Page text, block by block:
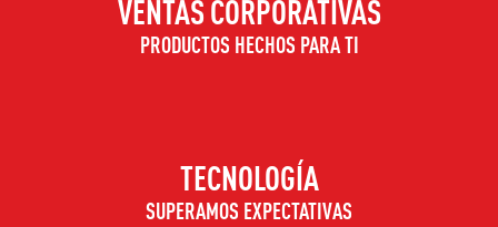
VENTAS CORPORATIVAS
PRODUCTOS HECHOS PARA TI
TECNOLOGÍA
SUPERAMOS EXPECTATIVAS